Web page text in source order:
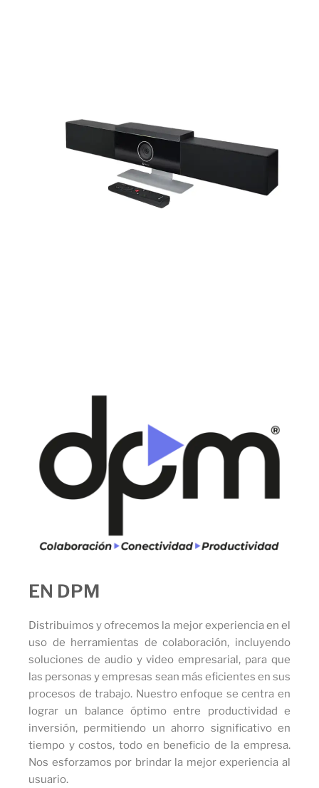
EN DPM
Distribuimos y ofrecemos la mejor experiencia en el
uso de herramientas de colaboración, incluyendo
soluciones de audio y video empresarial, para que
las personas y empresas sean más eficientes en sus
procesos de trabajo. Nuestro enfoque se centra en
lograr un balance óptimo entre productividad e
inversión, permitiendo un ahorro significativo en
tiempo y costos, todo en beneficio de la empresa.
Nos esforzamos por brindar la mejor experiencia al
usuario.